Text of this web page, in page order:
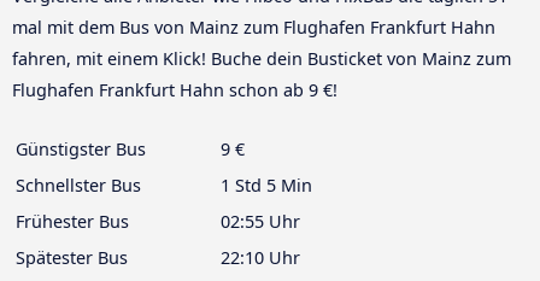
mal mit dem Bus von Mainz zum Flughafen Frankfurt Hahn
fahren, mit einem Klick! Buche dein Busticket von Mainz zum
Flughafen Frankfurt Hahn schon ab 9 €!
Günstigster Bus
9 €
Schnellster Bus
1 Std 5 Min
Frühester Bus
02:55 Uhr
Spätester Bus
22:10 Uhr